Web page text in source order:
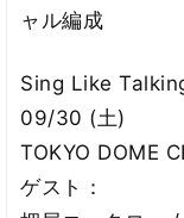
ャル編成
Sing Like
09/30 (土)
TOKYO DOME
ゲスト：